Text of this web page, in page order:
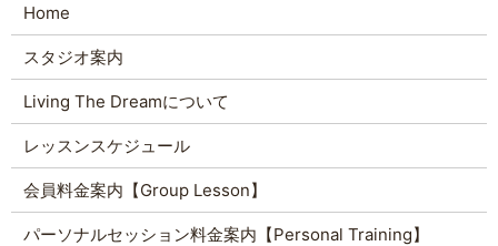
Home
スタジオ案内
Living The Dreamについて
レッスンスケジュール
会員料金案内【Group Lesson】
パーソナルセッション料金案内【Personal Training】